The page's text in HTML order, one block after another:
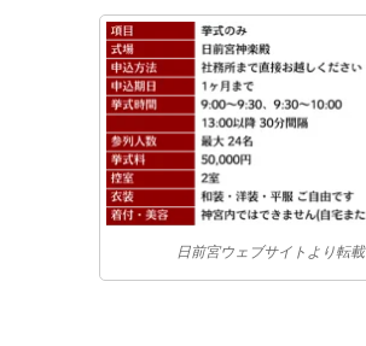
日前宮ウェブサイトより転載